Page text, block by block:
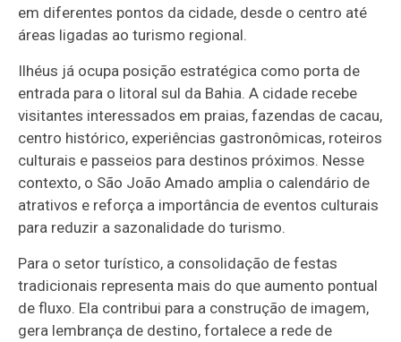
em diferentes pontos da cidade, desde o centro até
áreas ligadas ao turismo regional.
Ilhéus já ocupa posição estratégica como porta de
entrada para o litoral sul da Bahia. A cidade recebe
visitantes interessados em praias, fazendas de cacau,
centro histórico, experiências gastronômicas, roteiros
culturais e passeios para destinos próximos. Nesse
contexto, o São João Amado amplia o calendário de
atrativos e reforça a importância de eventos culturais
para reduzir a sazonalidade do turismo.
Para o setor turístico, a consolidação de festas
tradicionais representa mais do que aumento pontual
de fluxo. Ela contribui para a construção de imagem,
gera lembrança de destino, fortalece a rede de